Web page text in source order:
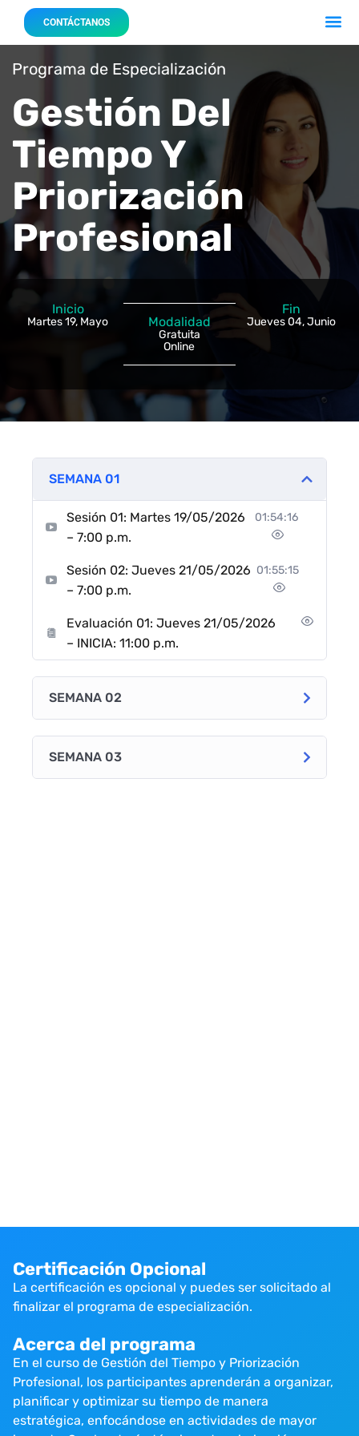
CONTÁCTANOS
Programa de Especialización
Gestión Del
Tiempo Y
Priorización
Profesional
Inicio
Martes 19, Mayo Modalidad
Gratuita
Online
Fin
Jueves 04, Junio
SEMANA 01
Sesión 01: Martes 19/05/2026
– 7:00 p.m.
01:54:16
Sesión 02: Jueves 21/05/2026
– 7:00 p.m.
01:55:15
Evaluación 01: Jueves 21/05/2026
– INICIA: 11:00 p.m.
SEMANA 02
SEMANA 03
Certificación Opcional
La certificación es opcional y puedes ser solicitado al
finalizar el programa de especialización.
Acerca del programa
En el curso de Gestión del Tiempo y Priorización
Profesional, los participantes aprenderán a organizar,
planificar y optimizar su tiempo de manera
estratégica, enfocándose en actividades de mayor